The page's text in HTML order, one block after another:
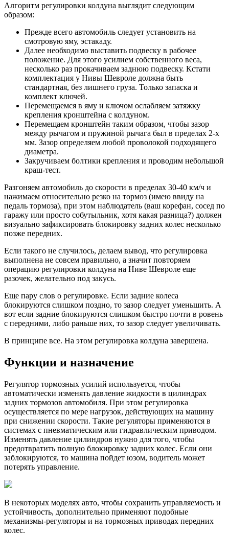
Алгоритм регулировки колдуна выглядит следующим
образом:
Прежде всего автомобиль следует установить на
смотровую яму, эстакаду.
Далее необходимо выставить подвеску в рабочее
положение. Для этого усилием собственного веса,
несколько раз прокачиваем заднюю подвеску. Кстати
комплектация у Нивы Шевроле должна быть
стандартная, без лишнего груза. Только запаска и
комплект ключей.
Перемещаемся в яму и ключом ослабляем затяжку
крепления кронштейна с колдуном.
Перемещаем кронштейн таким образом, чтобы зазор
между рычагом и пружиной рычага был в пределах 2-х
мм. Зазор определяем любой проволокой подходящего
диаметра.
Закручиваем болтики крепления и проводим небольшой
краш-тест.
Разгоняем автомобиль до скорости в пределах 30-40 км/ч и
нажимаем относительно резко на тормоз (имею ввиду на
педаль тормоза), при этом наблюдатель (ваш корефан, сосед по
гаражу или просто собутыльник, хотя какая разница?) должен
визуально зафиксировать блокировку задних колес несколько
позже передних.
Если такого не случилось, делаем вывод, что регулировка
выполнена не совсем правильно, а значит повторяем
операцию регулировки колдуна на Ниве Шевроле еще
разочек, желательно под закусь.
Еще пару слов о регулировке. Если задние колеса
блокируются слишком поздно, то зазор следует уменьшить. А
вот если задние блокируются слишком быстро почти в ровень
с передними, либо раньше них, то зазор следует увеличивать.
В принципе все. На этом регулировка колдуна завершена.
Функции и назначение
Регулятор тормозных усилий используется, чтобы
автоматически изменять давление жидкости в цилиндрах
задних тормозов автомобиля. При этом регулировка
осуществляется по мере нагрузок, действующих на машину
при снижении скорости. Такие регуляторы применяются в
системах с пневматическим или гидравлическим приводом.
Изменять давление цилиндров нужно для того, чтобы
предотвратить полную блокировку задних колес. Если они
заблокируются, то машина пойдет юзом, водитель может
потерять управление.
В некоторых моделях авто, чтобы сохранить управляемость и
устойчивость, дополнительно применяют подобные
механизмы-регуляторы и на тормозных приводах передних
колес.